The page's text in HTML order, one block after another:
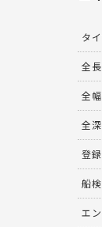
タ
全長
全幅
全深
登録
船検
エ